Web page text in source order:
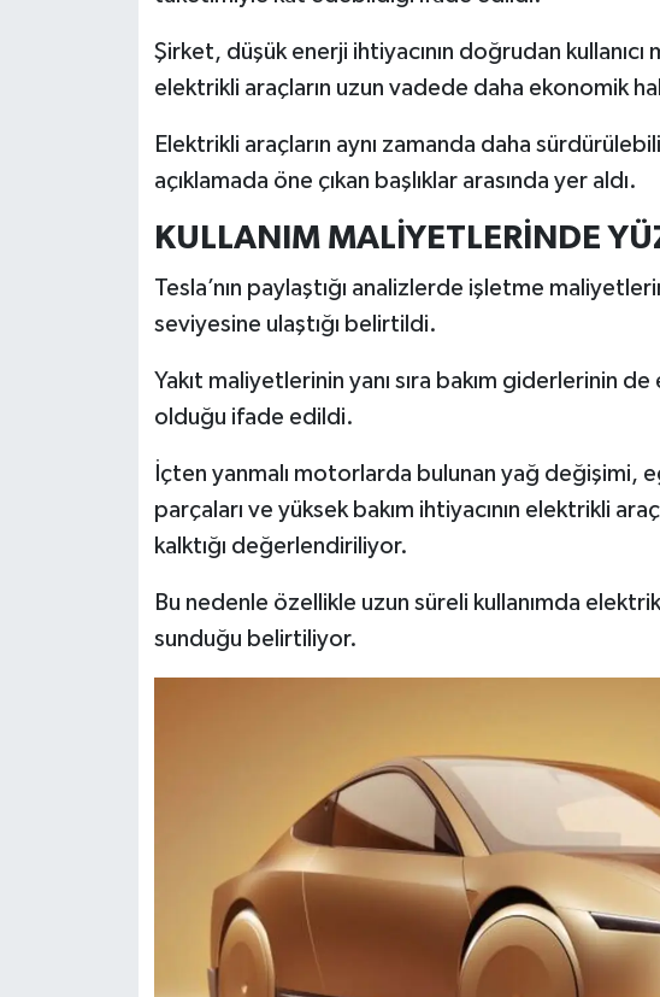
Şirket, düşük enerji ihtiyacının doğrudan kullanıcı
elektrikli araçların uzun vadede daha ekonomik
Elektrikli araçların aynı zamanda daha
açıklamada öne çıkan başlıklar arasında yer aldı.
KULLANIM MALİYETLERİNDE
Tesla’nın paylaştığı analizlerde işletme
seviyesine ulaştığı belirtildi.
Yakıt maliyetlerinin yanı sıra bakım giderlerinin
olduğu ifade edildi.
İçten yanmalı motorlarda bulunan yağ değişimi,
parçaları ve yüksek bakım ihtiyacının elektrikli
kalktığı değerlendiriliyor.
Bu nedenle özellikle uzun süreli kullanımda
sunduğu belirtiliyor.
Teknoloji
Yemek Tarifleri